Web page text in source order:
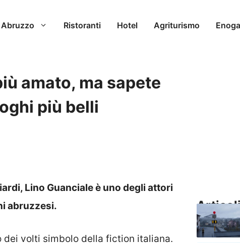
Ristoranti Hotel Agriturismo
amato, ma sapete
più belli
Lino Guanciale è uno degli attori
abruzzesi.
dei volti simbolo della fiction italiana.